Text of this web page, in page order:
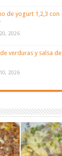
de yogurt 1,2,3 con
2026
verduras y salsa de
2026